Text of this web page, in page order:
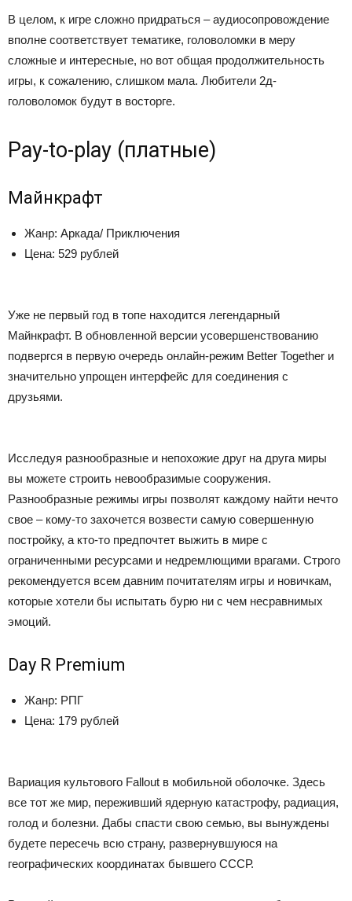
В целом, к игре сложно придраться – аудиосопровождение
вполне соответствует тематике, головоломки в меру
сложные и интересные, но вот общая продолжительность
игры, к сожалению, слишком мала. Любители 2д-
головоломок будут в восторге.
Pay-to-play (платные)
Майнкрафт
Жанр: Аркада/ Приключения
Цена: 529 рублей
Уже не первый год в топе находится легендарный
Майнкрафт. В обновленной версии усовершенствованию
подвергся в первую очередь онлайн-режим Better Together и
значительно упрощен интерфейс для соединения с
друзьями.
Исследуя разнообразные и непохожие друг на друга миры
вы можете строить невообразимые сооружения.
Разнообразные режимы игры позволят каждому найти нечто
свое – кому-то захочется возвести самую совершенную
постройку, а кто-то предпочтет выжить в мире с
ограниченными ресурсами и недремлющими врагами. Строго
рекомендуется всем давним почитателям игры и новичкам,
которые хотели бы испытать бурю ни с чем несравнимых
эмоций.
Day R Premium
Жанр: РПГ
Цена: 179 рублей
Вариация культового Fallout в мобильной оболочке. Здесь
все тот же мир, переживший ядерную катастрофу, радиация,
голод и болезни. Дабы спасти свою семью, вы вынуждены
будете пересечь всю страну, развернувшуюся на
географических координатах бывшего СССР.